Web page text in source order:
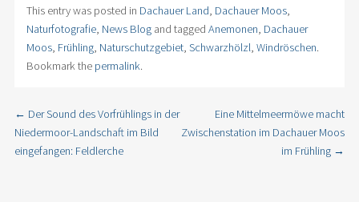
This entry was posted in Dachauer Land, Dachauer Moos,
Naturfotografie, News Blogand tagged Anemonen, Dachauer
Moos, Frühling, Naturschutzgebiet, Schwarzhölzl, Windröschen.
Bookmark the permalink.
Post navigation
← Der Sound des Vorfrühlings in der
Niedermoor-Landschaft im Bild
eingefangen: Feldlerche
Eine Mittelmeermöwe macht
Zwischenstation im Dachauer Moos
im Frühling →